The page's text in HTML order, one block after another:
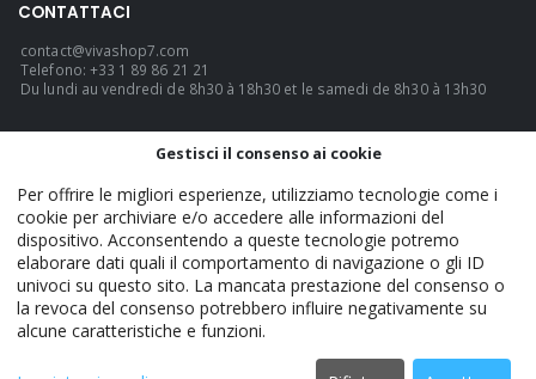
CONTATTACI
contact@vivashop7.com
Telefono: +33 1 89 86 21 21
Du lundi au vendredi de 8h30 à 18h30 et le samedi de 8h30 à 13h30
VivaShop7 - Official. © 2026. TUTTI I DIRITTI RISERVATI.
Gestisci il consenso ai cookie
Per offrire le migliori esperienze, utilizziamo tecnologie come i
cookie per archiviare e/o accedere alle informazioni del
dispositivo. Acconsentendo a queste tecnologie potremo
elaborare dati quali il comportamento di navigazione o gli ID
univoci su questo sito. La mancata prestazione del consenso o
la revoca del consenso potrebbero influire negativamente su
alcune caratteristiche e funzioni.